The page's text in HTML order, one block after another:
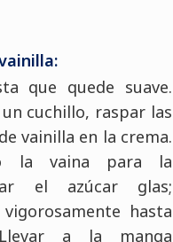
que quede suave.
cuchillo, raspar las
vainilla en la crema.
la vaina para la
el azúcar glas;
hasta
a la manga